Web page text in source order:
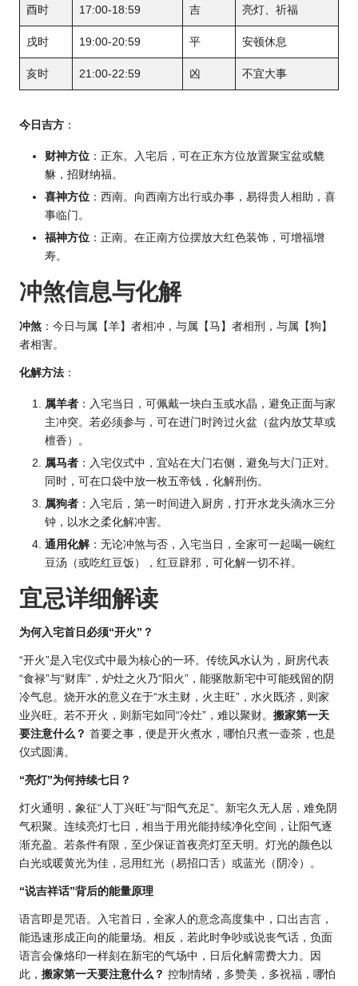
酉时 17:00-18:59 吉 亮灯、祈福
戌时 19:00-20:59 平 安顿休息
亥时 21:00-22:59 凶 不宜大事
今日吉方 ：
财神方位 ：正东。入宅后，可在正东方位放置聚宝盆或貔
貅，招财纳福。
喜神方位 ：西南。向西南方出行或办事，易得贵人相助，喜
事临门。
福神方位 ：正南。在正南方位摆放大红色装饰，可增福增
寿。
冲煞信息与化解
冲煞 ：今日与属【羊】者相冲，与属【马】者相刑，与属【狗】
者相害。
化解方法 ：
属羊者 ：入宅当日，可佩戴一块白玉或水晶，避免正面与家
主冲突。若必须参与，可在进门时跨过火盆（盆内放艾草或
檀香）。
属马者 ：入宅仪式中，宜站在大门右侧，避免与大门正对。
同时，可在口袋中放一枚五帝钱，化解刑伤。
属狗者 ：入宅后，第一时间进入厨房，打开水龙头滴水三分
钟，以水之柔化解冲害。
通用化解：无论冲煞与否，入宅当日，全家可一起喝一碗红
豆汤（或吃红豆饭），红豆辟邪，可化解一切不祥。
宜忌详细解读
为何入宅首日必须“开火”？
“开火”是入宅仪式中最为核心的一环。传统风水认为，厨房代表
“食禄”与“财库”，炉灶之火乃“阳火”，能驱散新宅中可能残留的阴
冷气息。烧开水的意义在于“水主财，火主旺”，水火既济，则家
业兴旺。若不开火，则新宅如同“冷灶”，难以聚财。 搬家第一天
要注意什么？ 首要之事，便是开火煮水，哪怕只煮一壶茶，也是
仪式圆满。
“亮灯”为何持续七日？
灯火通明，象征“人丁兴旺”与“阳气充足”。新宅久无人居，难免阴
气积聚。连续亮灯七日，相当于用光能持续净化空间，让阳气逐
渐充盈。若条件有限，至少保证首夜亮灯至天明。灯光的颜色以
白光或暖黄光为佳，忌用红光（易招口舌）或蓝光（阴冷）。
“说吉祥话”背后的能量原理
语言即是咒语。入宅首日，全家人的意念高度集中，口出吉言，
能迅速形成正向的能量场。相反，若此时争吵或说丧气话，负面
语言会像烙印一样刻在新宅的气场中，日后化解需费大力。因
此， 搬家第一天要注意什么？ 控制情绪，多赞美，多祝福，哪怕